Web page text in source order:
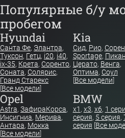
Популярные б/у
пробегом
Hyundai
Санта Фе, Элантра,
Туксон, Гетц, i20, i40,
ix-35, Крета, Соренто,
Соната, Солярис,
Гранд Старекс
[Все модели]
Kia
Сид, Рио,
Sportage,
Церато, Венга,
Оптима, Соул
[Все модели]
Opel
Astra, ЗафираКорса,
Инсигниа, Мерива,
Антара, Мокка
[Все модели]
BMW
x1 , x3, x6, 1
серия, 5 серия,
серия [Все